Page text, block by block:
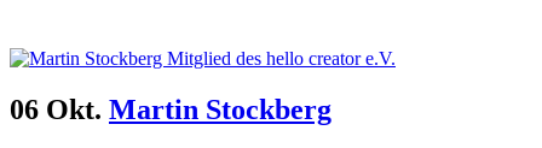
06 Okt. Martin Stockberg